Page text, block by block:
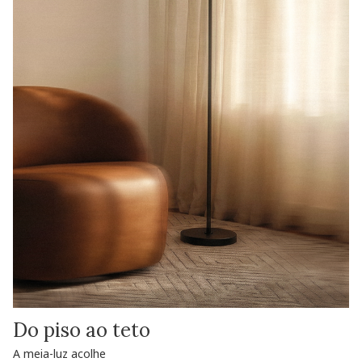
Do piso ao teto
A meia-luz acolhe